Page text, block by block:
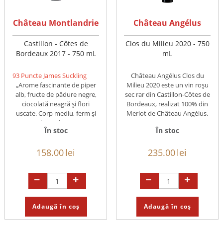
Château Montlandrie
Castillon - Côtes de
Bordeaux 2017 - 750 mL
93 Puncte James Suckling
„Arome fascinante de piper
alb, fructe de pădure negre,
ciocolată neagră și flori
uscate. Corp mediu, ferm și
taninos, dar cu ...
În stoc
158.00lei
Adaugă în coș
Château Angélus
Clos du Milieu 2020 - 750
mL
Château Angélus Clos du
Milieu 2020 este un vin roșu
sec rar din Castillon-Côtes de
Bordeaux, realizat 100% din
Merlot de Château Angélus.
În stoc
235.00lei
Adaugă în coș